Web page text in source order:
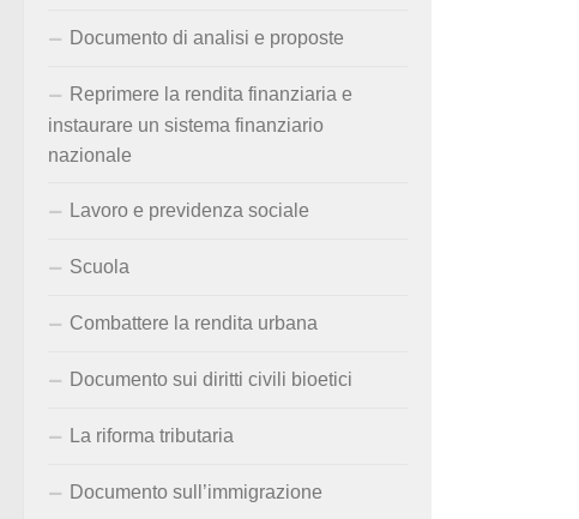
Documento di analisi e proposte
Reprimere la rendita finanziaria e
instaurare un sistema finanziario
nazionale
Lavoro e previdenza sociale
Scuola
Combattere la rendita urbana
Documento sui diritti civili bioetici
La riforma tributaria
Documento sull’immigrazione